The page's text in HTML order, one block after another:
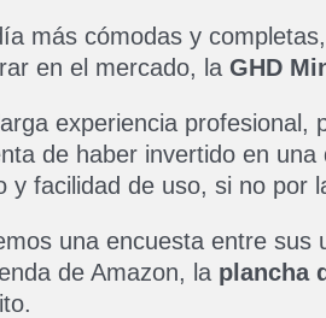
más cómodas y
en el mercado, la GHD
experiencia profesional,
de haber invertido en
y facilidad de uso, si no por
una encuesta entre sus
de Amazon, la plancha